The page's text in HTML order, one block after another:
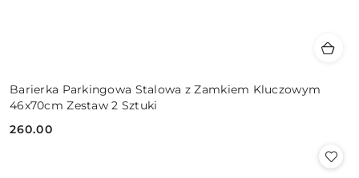
Barierka Parkingowa Stalowa z Zamkiem Kluczowym
46x70cm Zestaw 2 Sztuki
Cena:
260.00